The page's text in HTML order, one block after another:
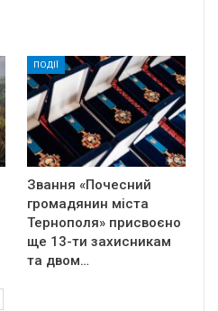
ПОДІЇ
Звання «Почесний
громадянин міста
Тернополя» присвоєно
ще 13-ти захисникам
та двом…